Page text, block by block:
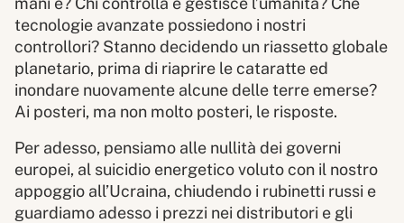
tecnologie avanzate possiedono i nostri
controllori? Stanno decidendo un riassetto globale
planetario, prima di riaprire le cataratte ed
inondare nuovamente alcune delle terre emerse?
Ai posteri, ma non molto posteri, le risposte.
Per adesso, pensiamo alle nullità dei governi
europei, al suicidio energetico voluto con il nostro
appoggio all’Ucraina, chiudendo i rubinetti russi e
guardiamo adesso i prezzi nei distributori e gli